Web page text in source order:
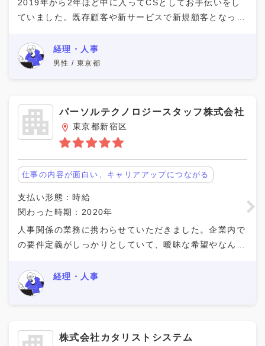
2019年から2年ほど中に入ってCSとしてお手伝いをし
ていました。既存顧客や新サービスで新規顧客となった
部人材を利用したことがないクライアントほど、無
経理・人事
男性 / 東京都
パーソルテクノロジースタッフ株式会社
東京都新宿区
仕事の内容が面白い、キャリアアップにつながる
支払い形態：時給
関わった時期：2020年
人事関係の業務に携わらせていただきました。企業内で
の要件定義がしっかりとしていて、曖昧な希望やなんと
経理・人事
株式会社カタリストシステム